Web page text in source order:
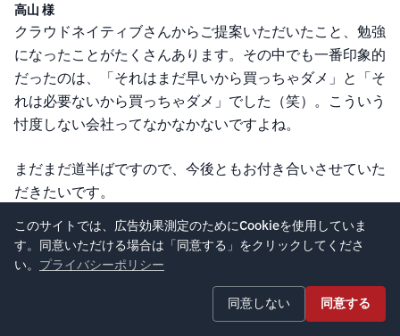
高山 様
クラウドネイティブさんからご提案いただいたこと、勉強
になったことがたくさんあります。その中でも一番印象的
だったのは、「それはまだ早いから買っちゃダメ」と「そ
れは必要ないから買っちゃダメ」でした（笑）。こういう
忖度しない会社ってなかなかないですよね。
まだまだ道半ばですので、今後ともお付き合いさせていた
だきたいです。
それはなによりです！長期的にお客様との信頼関係が築く
このサイトでは、広告効果測定のためにCookieを使用していま
す。同意いただける場合は「同意する」をクリックしてくださ
い。 プライバシーポリシー
同意しない 同意する